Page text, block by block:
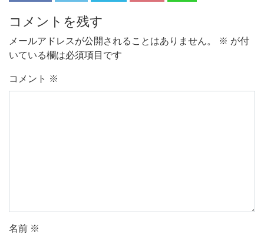
コメントを残す
メールアドレスが公開されることはありません。 ※ が付
いている欄は必須項目です
コメント ※
名前 ※